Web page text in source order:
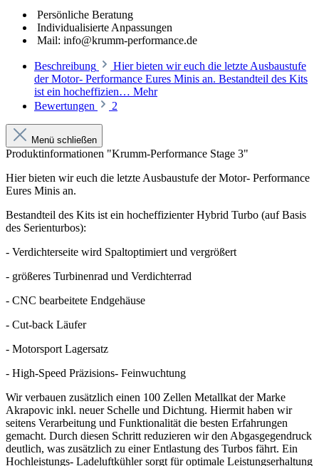
Persönliche Beratung
Individualisierte Anpassungen
Mail: info@krumm-performance.de
Beschreibung
Hier bieten wir euch die letzte Ausbaustufe
der Motor- Performance Eures Minis an. Bestandteil des Kits
ist ein hocheffizien… Mehr
Bewertungen
2
Menü schließen
Produktinformationen "Krumm-Performance Stage 3"
Hier bieten wir euch die letzte Ausbaustufe der Motor- Performance
Eures Minis an.
Bestandteil des Kits ist ein hocheffizienter Hybrid Turbo (auf Basis
des Serienturbos):
- Verdichterseite wird Spaltoptimiert und vergrößert
- größeres Turbinenrad und Verdichterrad
- CNC bearbeitete Endgehäuse
- Cut-back Läufer
- Motorsport Lagersatz
- High-Speed Präzisions- Feinwuchtung
Wir verbauen zusätzlich einen 100 Zellen Metallkat der Marke
Akrapovic inkl. neuer Schelle und Dichtung. Hiermit haben wir
seitens Verarbeitung und Funktionalität die besten Erfahrungen
gemacht. Durch diesen Schritt reduzieren wir den Abgasgegendruck
deutlich, was zusätzlich zu einer Entlastung des Turbos fährt. Ein
Hochleistungs- Ladeluftkühler sorgt für optimale Leistungserhaltung